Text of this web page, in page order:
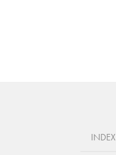
INDEX